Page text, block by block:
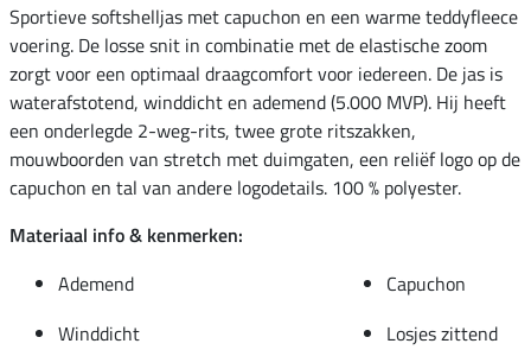
Sportieve softshelljas met capuchon en een warme teddyfleece
voering. De losse snit in combinatie met de elastische zoom
zorgt voor een optimaal draagcomfort voor iedereen. De jas is
waterafstotend, winddicht en ademend (5.000 MVP). Hij heeft
een onderlegde 2-weg-rits, twee grote ritszakken,
mouwboorden van stretch met duimgaten, een reliëf logo op de
capuchon en tal van andere logodetails. 100 % polyester.
Materiaal info & kenmerken:
Ademend
Capuchon
Winddicht
Losjes zittend